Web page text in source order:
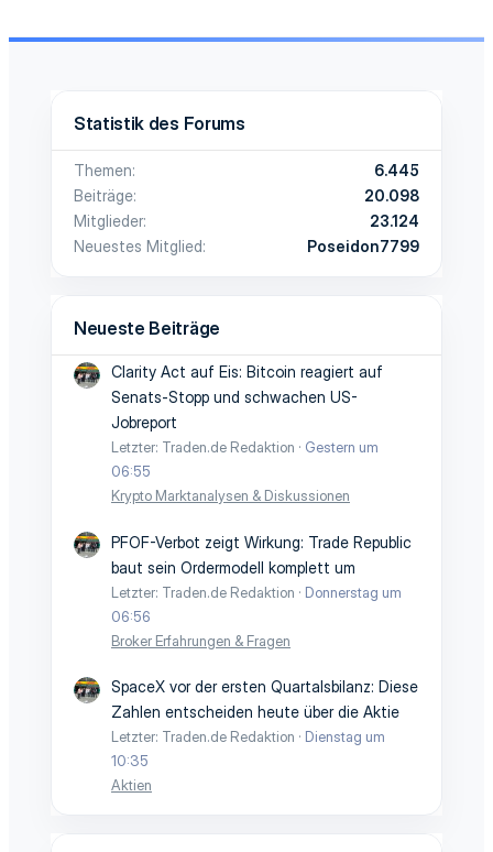
Statistik des Forums
Themen
6.445
Beiträge
20.098
Mitglieder
23.124
Neuestes Mitglied
Poseidon7799
Neueste Beiträge
Clarity Act auf Eis: Bitcoin reagiert auf
Senats-Stopp und schwachen US-
Jobreport
Letzter: Traden.de Redaktion
Gestern um
06:55
Krypto Marktanalysen & Diskussionen
PFOF-Verbot zeigt Wirkung: Trade Republic
baut sein Ordermodell komplett um
Letzter: Traden.de Redaktion
Donnerstag um
06:56
Broker Erfahrungen & Fragen
SpaceX vor der ersten Quartalsbilanz: Diese
Zahlen entscheiden heute über die Aktie
Letzter: Traden.de Redaktion
Dienstag um
10:35
Aktien